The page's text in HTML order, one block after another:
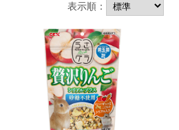
表示順：